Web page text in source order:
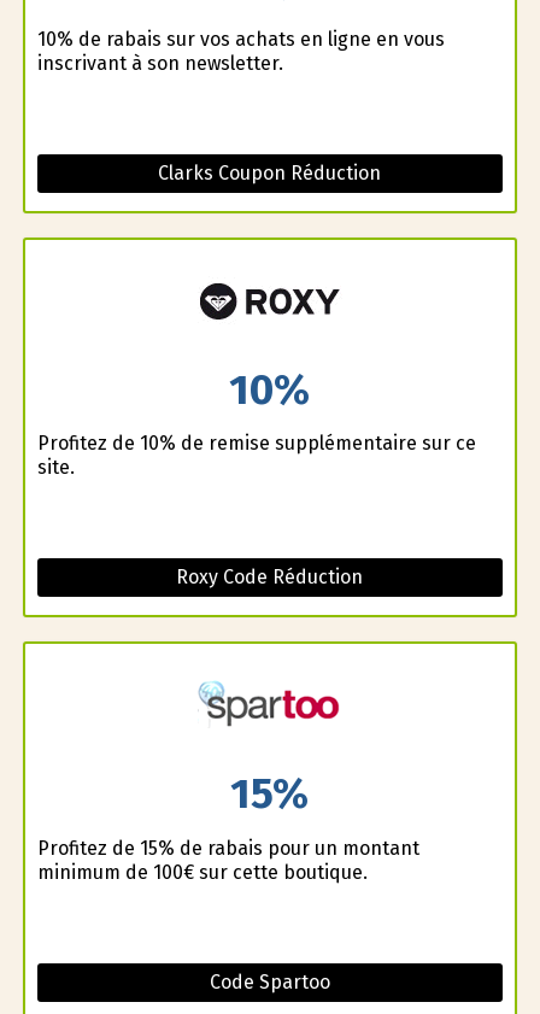
10% de rabais sur vos achats en ligne en vous
inscrivant à son newsletter.
Clarks Coupon Réduction
10%
Profitez de 10% de remise supplémentaire sur ce
site.
Roxy Code Réduction
15%
Profitez de 15% de rabais pour un montant
minimum de 100€ sur cette boutique.
Code Spartoo